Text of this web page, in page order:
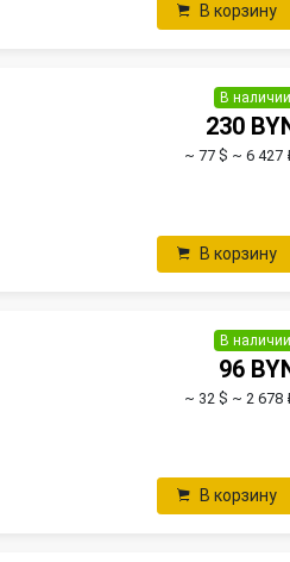
В корзину
В наличии
230
~ 77 $ ~ 6 427
В корзину
В наличии
96
~ 32 $ ~ 2 678
В корзину